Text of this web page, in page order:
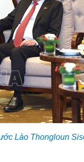
Lào Thongloun